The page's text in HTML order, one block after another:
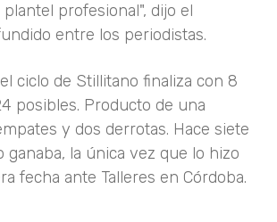
profesional", dijo el
entre los periodistas.
ciclo de Stillitano finaliza con 8
posibles. Producto de una
y dos derrotas. Hace siete
ganaba, la única vez que lo hizo
fecha ante Talleres en Córdoba.